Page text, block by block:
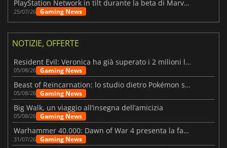
PlayStation Network in tilt durante la beta di Marvel Tōkon
25/07/26 Gaming News
NOTIZIE, OFFERTE
Resident Evil: Veronica ha già superato i 2 milioni liste dei desideri
05/08/26 Gaming News
Beast of Reincarnation: lo studio dietro Pokémon su una nuova strada
05/08/26 Gaming News
Big Walk, un viaggio all’insegna dell’amicizia
05/08/26 Gaming News
Warhammer 40.000: Dawn of War 4 presenta la fazione dei Necron
31/07/26 Gaming News